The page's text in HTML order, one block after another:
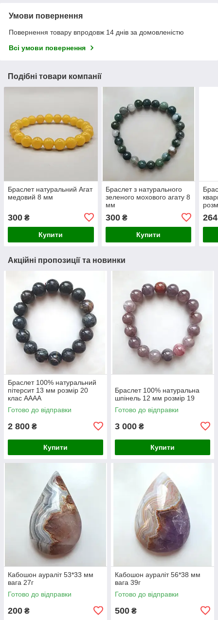
Умови повернення
Повернення товару впродовж 14 днів за домовленістю
Всі умови повернення
Подібні товари компанії
Браслет натуральний Агат
медовий 8 мм
300 ₴
Купити
Браслет з натурального
зеленого мохового агату 8
мм
300₴
Купити
264
Акційні пропозиції та новинки
Браслет 100% натуральний
пітерсит 13 мм розмір 20
клас АААА
Готово до відправки
2 800 ₴
Купити
Браслет 100% натуральна
шпінель 12 мм розмір 19
Готово до відправки
3 000 ₴
Купити
Кабошон аураліт 53*33 мм
вага 27г
Готово до відправки
200 ₴
Кабошон аураліт 56*38 мм
вага 39г
Готово до відправки
500 ₴